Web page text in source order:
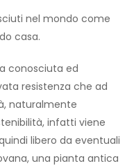
nel mondo come
casa.
conosciuta ed
resistenza che ad
naturalmente
infatti viene
libero da eventuali
una pianta antica